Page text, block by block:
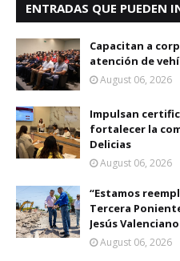
ENTRADAS QUE PUEDEN
Capacitan a
atención de
August 06, 2026
Impulsan
fortalecer la
Delicias
August 06, 2026
“Estamos
Tercera
Jesús Valenciano
August 06, 2026